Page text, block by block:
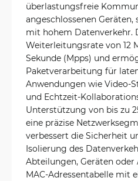
überlastungsfreie
angeschlossenen
mit hohem Datenverkehr.
Weiterleitungsrate von 12
Sekunde (Mpps) und
Paketverarbeitung für
Anwendungen wie Video-
und Echtzeit-
Unterstützung von bis zu
eine präzise
verbessert die Sicherheit
Isolierung des
Abteilungen, Geräten oder
MAC-Adressentabelle mit